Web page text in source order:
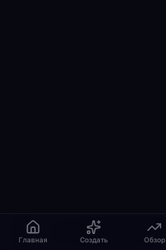
Главная Создать Обзор